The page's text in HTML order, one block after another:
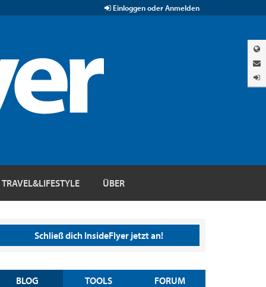
Einloggen oder Anmelden
TRAVEL&LIFESTYLE ÜBER
Schließ dich InsideFlyer jetzt an!
BLOG TOOLS FORUM